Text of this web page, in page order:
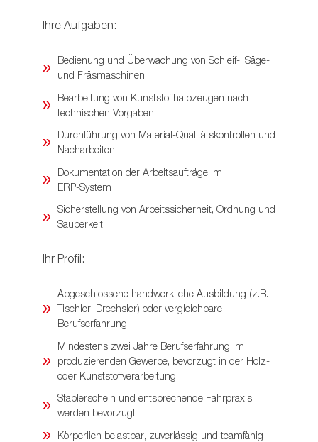
Ihre Aufgaben:
Bedienung und Überwachung von Schleif‑, Säge‑
und Fräsmaschinen
Bearbeitung von Kunststoffhalbzeugen nach
technischen Vorgaben
Durchführung von Material-Qualitätskontrollen und
Nacharbeiten
Dokumentation der Arbeitsaufträge im
ERP‑System
Sicherstellung von Arbeitssicherheit, Ordnung und
Sauberkeit
Ihr Profil:
Abgeschlossene handwerkliche Ausbildung (z.B.
Tischler, Drechsler) oder vergleichbare
Berufserfahrung
Mindestens zwei Jahre Berufserfahrung im
produzierenden Gewerbe, bevorzugt in der Holz-
oder Kunststoffverarbeitung
Staplerschein und entsprechende Fahrpraxis
werden bevorzugt
Körperlich belastbar, zuverlässig und teamfähig